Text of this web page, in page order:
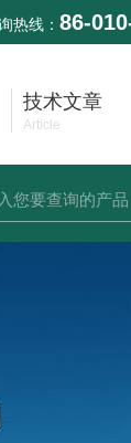
热线： 86-
技术文章
Article
变送器 供应耐高